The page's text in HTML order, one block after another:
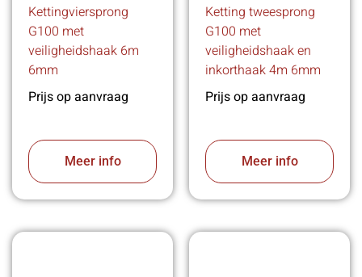
Kettingviersprong
G100 met
veiligheidshaak 6m
6mm
Prijs op aanvraag
Meer info
Ketting tweesprong
G100 met
veiligheidshaak en
inkorthaak 4m 6mm
Prijs op aanvraag
Meer info